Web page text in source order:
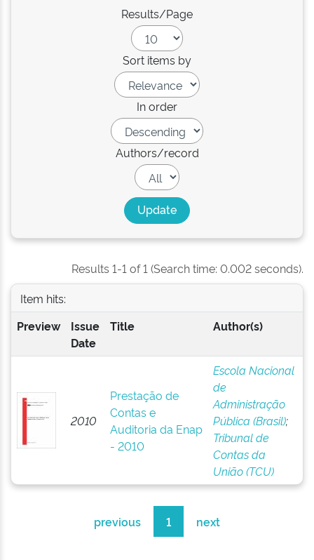
Results/Page
Sort items by
In order
Authors/record
Results 1-1 of 1 (Search time: 0.002 seconds).
Item hits:
Preview
Issue
Date
Title Author(s)
2010
Prestação de
Contas e
Auditoria da Enap
- 2010
Escola Nacional
de
Administração
Pública (Brasil);
Tribunal de
Contas da
União (TCU)
previous 1 next